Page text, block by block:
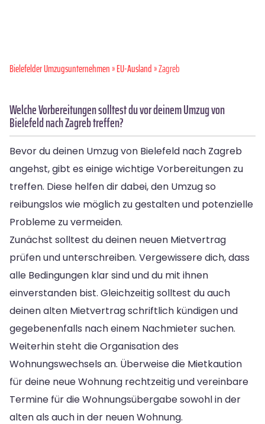
Bielefelder Umzugsunternehmen»EU-Ausland» Zagreb
Welche Vorbereitungen solltest du vor deinem Umzug von
Bielefeld nach Zagreb treffen?
Bevor du deinen Umzug von Bielefeld nach Zagreb
angehst, gibt es einige wichtige Vorbereitungen zu
treffen. Diese helfen dir dabei, den Umzug so
reibungslos wie möglich zu gestalten und potenzielle
Probleme zu vermeiden.
Zunächst solltest du deinen neuen Mietvertrag
prüfen und unterschreiben. Vergewissere dich, dass
alle Bedingungen klar sind und du mit ihnen
einverstanden bist. Gleichzeitig solltest du auch
deinen alten Mietvertrag schriftlich kündigen und
gegebenenfalls nach einem Nachmieter suchen.
Weiterhin steht die Organisation des
Wohnungswechsels an. Überweise die Mietkaution
für deine neue Wohnung rechtzeitig und vereinbare
Termine für die Wohnungsübergabe sowohl in der
alten als auch in der neuen Wohnung.